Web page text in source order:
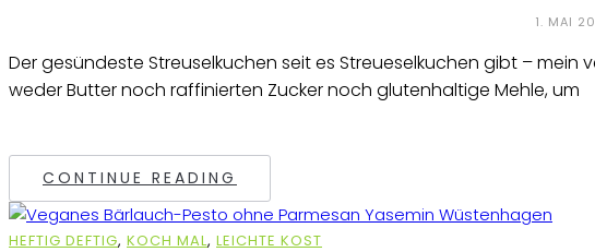
1. MAI
Der gesündeste Streuselkuchen seit es Streueselkuchen gibt –
weder Butter noch raffinierten Zucker noch glutenhaltige Mehle, um
CONTINUE READING
HEFTIG DEFTIG, KOCH MAL, LEICHTE KOST